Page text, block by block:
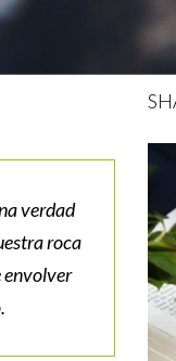
verdad
roca
envolver